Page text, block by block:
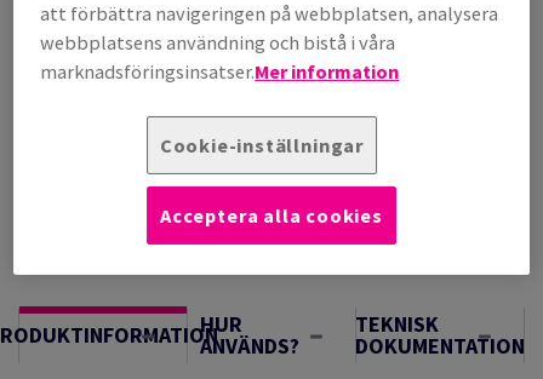
UNDER PÅFYLLNAD. BERÄKNAD LEVERANS 22/12/2027
Vägledning om enheter
HUR
ANVÄNDS?
TEKNISK
DOKUMENTATION
att förbättra navigeringen på webbplatsen, analysera
webbplatsens användning och bistå i våra
marknadsföringsinsatser.Mer information
Cookie-inställningar
Acceptera alla cookies